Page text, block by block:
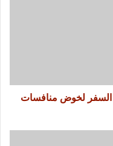
السفر لخوض منافسات